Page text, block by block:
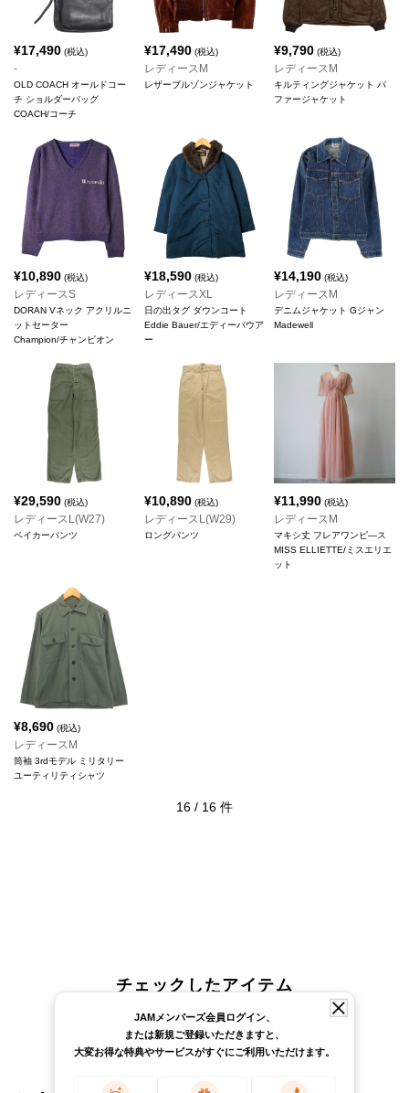
¥17,490 (税込)
-
OLD COACH オールドコー
チ ショルダーバッグ
COACH/コーチ
¥17,490(税込)
レディースM
レザーブルゾンジャケット
¥9,790 (税込)
レディースM
キルティングジャケット パ
ファージャケット
¥10,890 (税込)
レディースS
DORAN Vネック アクリルニ
ットセーター
Champion/チャンピオン
¥18,590(税込)
レディースXL
日の出タグ ダウンコート
Eddie Bauer/エディーバウア
ー
¥14,190 (税込)
レディースM
デニムジャケット Gジャン
Madewell
¥29,590 (税込)
レディースL(W27)
ベイカーパンツ
¥10,890(税込)
レディースL(W29)
ロングパンツ
¥11,990 (税込)
レディースM
マキシ丈 フレアワンピ―ス
MISS ELLIETTE/ミスエリエ
ット
¥8,690 (税込)
レディースM
筒袖 3rdモデル ミリタリー
ユーティリティシャツ
16 / 16 件
チェックしたアイテム
JAMメンバーズ会員ログイン、
または新規ご登録いただきますと、
大変お得な特典やサービスがすぐにご利用いただけます。